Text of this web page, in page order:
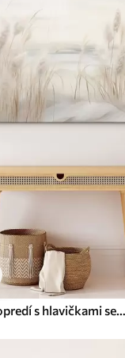
Béžové trstiny v popredí s hlavičkami semien, mäkké a jemné , rozmazané pozadie a svetlá obloha